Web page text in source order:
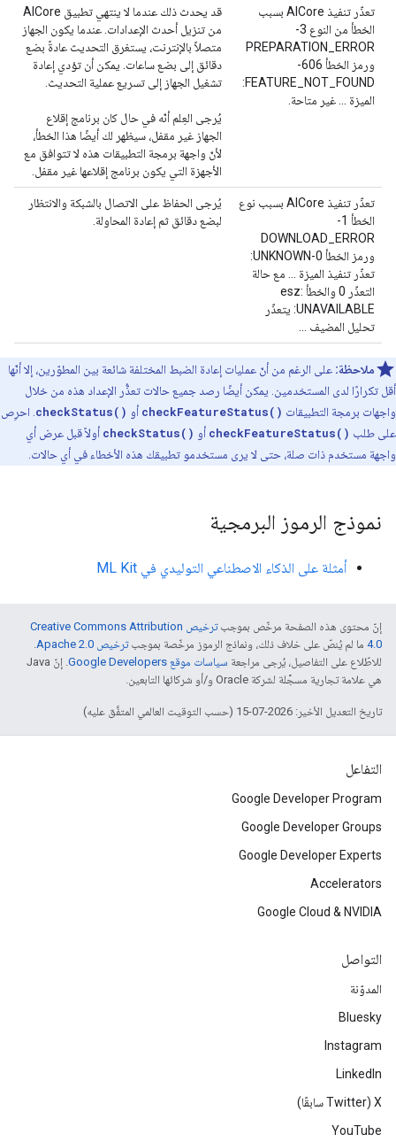
تعذّر تنفيذ AICore بسبب
الخطأ من النوع 3-
PREPARATION_ERROR
ورمز الخطأ 606-
FEATURE_NOT_FOUND:
الميزة ... غير متاحة.
قد يحدث ذلك عندما لا ينتهي تطبيق AICore
من تنزيل أحدث الإعدادات. عندما يكون الجهاز
متصلاً بالإنترنت، يستغرق التحديث عادةً بضع
دقائق إلى بضع ساعات. يمكن أن تؤدي إعادة
تشغيل الجهاز إلى تسريع عملية التحديث.
يُرجى العِلم أنّه في حال كان برنامج إقلاع
الجهاز غير مقفل، سيظهر لك أيضًا هذا الخطأ،
لأنّ واجهة برمجة التطبيقات هذه لا تتوافق مع
الأجهزة التي يكون برنامج إقلاعها غير مقفل.
تعذّر تنفيذ AICore بسبب نوع
الخطأ 1-
DOWNLOAD_ERROR
ورمز الخطأ 0-UNKNOWN:
تعذّر تنفيذ الميزة ... مع حالة
التعذّر 0 والخطأ esz:
UNAVAILABLE: يتعذّر
تحليل المضيف ...
يُرجى الحفاظ على الاتصال بالشبكة والانتظار
لبضع دقائق ثم إعادة المحاولة.
ملاحظة: على الرغم من أنّ عمليات إعادة الضبط المختلفة شائعة بين المطوّرين، إلا أنّها
أقل تكرارًا لدى المستخدمين. يمكن أيضًا رصد جميع حالات تعذُّر الإعداد هذه من خلال
واجهات برمجة التطبيقات checkFeatureStatus() أو checkStatus(). احرِص
على طلب checkFeatureStatus() أو checkStatus() أولاً قبل عرض أي
واجهة مستخدم ذات صلة، حتى لا يرى مستخدمو تطبيقك هذه الأخطاء في أي حالات.
نموذج الرموز البرمجية
أمثلة على الذكاء الاصطناعي التوليدي في ML Kit
إنّ محتوى هذه الصفحة مرخّص بموجب
ترخيص Creative Commons Attribution
4.0‏ ما لم يُنصّ على خلاف ذلك، ونماذج الرموز مرخّصة بموجبترخيص Apache 2.0‏
.
للاطّلاع على التفاصيل، يُرجى مراجعة سياسات موقع Google Developers‏
. إنّ Java
هي علامة تجارية مسجَّلة لشركة Oracle و/أو شركائها التابعين.
تاريخ التعديل الأخير: 2026-07-15 (حسب التوقيت العالمي المتفَّق عليه)
التفاعل
Google Developer Program
Google Developer Groups
Google Developer Experts
Accelerators
Google Cloud & NVIDIA
التواصل
المدوّنة
Bluesky
Instagram
LinkedIn
‫X ‏(Twitter سابقًا)
YouTube